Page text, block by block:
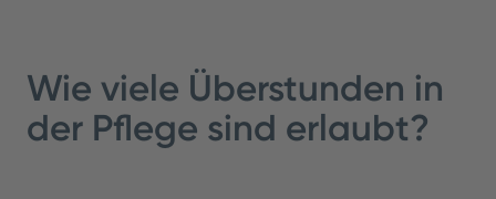
Wie viele Überstunden in
der Pflege sind erlaubt?